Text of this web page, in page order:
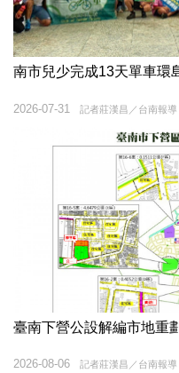
南市兒少完成13天單車
記者莊漢昌／台南報導
2026-07-31
臺南下營公設解編市地
記者莊漢昌／台南報導
2026-08-06